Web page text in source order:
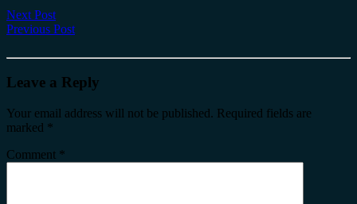
Next Post
Previous Post
Leave a Reply
Your email address will not be published. Required fields are
marked *
Comment *